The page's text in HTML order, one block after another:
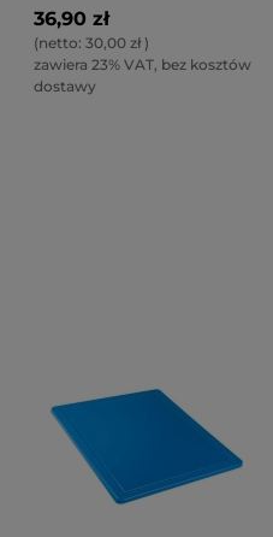
36,90 zł
(netto: 30,00 zł)
zawiera 23% VAT, bez kosztów
dostawy